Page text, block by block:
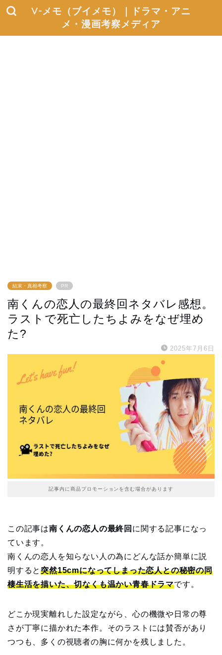
V-メモ（ブイメモ）｜ドラマ・アニ
メ・漫画考察メディア
結末・真相考察 PR
南くんの恋人の最終回ネタバレ感想。
ラストで死亡したちよみをなぜ埋め
た?
2025年7月6日
記事内に商品プロモーションを含む場合があります
この記事は南くんの恋人の最終回 に関する記事になっ
ています。
南くんの恋人を知らない人の為にどんな話か簡単に説
明すると突然15cmになってしまった恋人との秘密の同
棲生活を描いた、切なくも温かい青春ドラマです。
どこか現実離れした設定ながら、心の機微や日常の尊
さが丁寧に描かれた本作。そのラストには賛否があり
つつも、多くの視聴者の胸に何かを残しました。